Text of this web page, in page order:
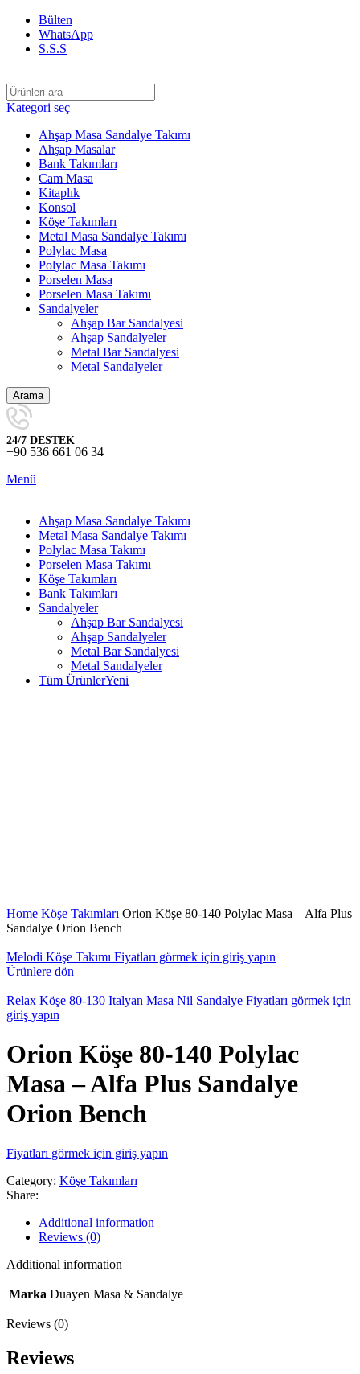
Bülten
WhatsApp
S.S.S
Kategori seç
Ahşap Masa Sandalye Takımı
Ahşap Masalar
Bank Takımları
Cam Masa
Kitaplık
Konsol
Köşe Takımları
Metal Masa Sandalye Takımı
Polylac Masa
Polylac Masa Takımı
Porselen Masa
Porselen Masa Takımı
Sandalyeler
Ahşap Bar Sandalyesi
Ahşap Sandalyeler
Metal Bar Sandalyesi
Metal Sandalyeler
Arama
24/7 DESTEK
+90 536 661 06 34
Menü
Ahşap Masa Sandalye Takımı
Metal Masa Sandalye Takımı
Polylac Masa Takımı
Porselen Masa Takımı
Köşe Takımları
Bank Takımları
Sandalyeler
Ahşap Bar Sandalyesi
Ahşap Sandalyeler
Metal Bar Sandalyesi
Metal Sandalyeler
Tüm ÜrünlerYeni
Home Köşe Takımları Orion Köşe 80-140 Polylac Masa – Alfa Plus
Sandalye Orion Bench
Melodi Köşe Takımı Fiyatları görmek için giriş yapın
Ürünlere dön
Relax Köşe 80-130 Italyan Masa Nil Sandalye Fiyatları görmek için
giriş yapın
Orion Köşe 80-140 Polylac
Masa – Alfa Plus Sandalye
Orion Bench
Fiyatları görmek için giriş yapın
Category: Köşe Takımları
Share:
Additional information
Reviews (0)
Additional information
Marka Duayen Masa & Sandalye
Reviews (0)
Reviews